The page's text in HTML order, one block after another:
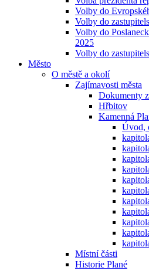
Volby do
Volby do
Volby do
2025
Volby do
Město
O městě a okolí
Zajímavosti města
Dokumenty
Hřbitov
Kamenná
Úvod,
Místní části
Historie Plané